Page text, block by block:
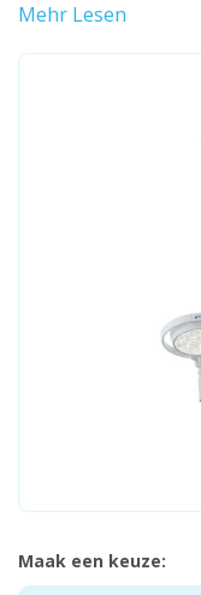
Mehr Lesen
Maak een keuze: